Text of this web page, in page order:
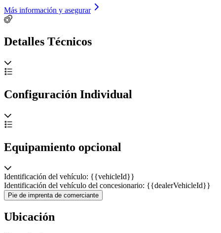
Más información y asegurar
Detalles Técnicos
Configuración Individual
Equipamiento opcional
Identificación del vehículo: {{vehicleId}}
Identificación del vehículo del concesionario: {{dealerVehicleId}}
Pie de imprenta de comerciante
Ubicación